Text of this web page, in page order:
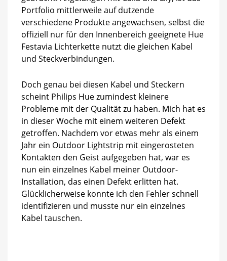
werden?
Portfolio mittlerweile auf dutzende
verschiedene Produkte angewachsen, selbst die
offiziell nur für den Innenbereich geeignete Hue
Festavia Lichterkette nutzt die gleichen Kabel
und Steckverbindungen.
Doch genau bei diesen Kabel und Steckern
scheint Philips Hue zumindest kleinere
Probleme mit der Qualität zu haben. Mich hat es
in dieser Woche mit einem weiteren Defekt
getroffen. Nachdem vor etwas mehr als einem
Jahr ein Outdoor Lightstrip mit eingerosteten
Kontakten den Geist aufgegeben hat, war es
nun ein einzelnes Kabel meiner Outdoor-
Installation, das einen Defekt erlitten hat.
Glücklicherweise konnte ich den Fehler schnell
identifizieren und musste nur ein einzelnes
Kabel tauschen.